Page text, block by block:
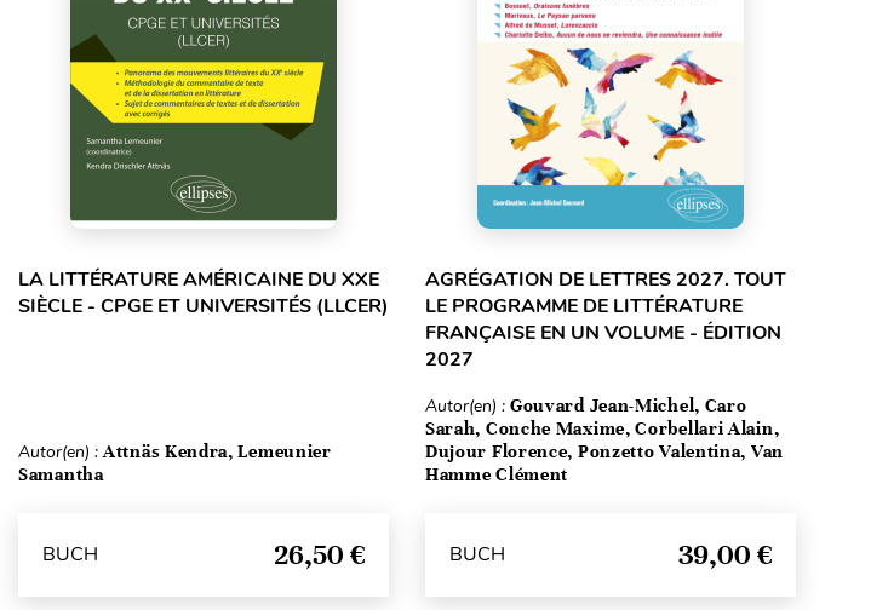
LA LITTÉRATURE AMÉRICAINE DU XXE
SIÈCLE - CPGE ET UNIVERSITÉS (LLCER)
Autor(en) :Attnäs Kendra, Lemeunier
Samantha
BUCH 26,50 €
AGRÉGATION DE LETTRES 2027. TOUT
LE PROGRAMME DE LITTÉRATURE
FRANÇAISE EN UN VOLUME - ÉDITION
2027
Autor(en) : Gouvard Jean-Michel, Caro
Sarah, Conche Maxime, Corbellari Alain,
Dujour Florence, Ponzetto Valentina, Van
Hamme Clément
BUCH 39,00 €